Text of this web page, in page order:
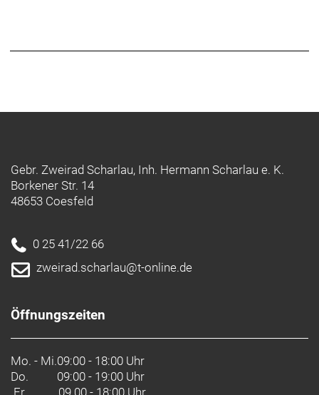
Gebr. Zweirad Scharlau, Inh. Hermann Scharlau e. K.
Borkener Str. 14
48653 Coesfeld
0 25 41/22 66
zweirad.scharlau@t-online.de
Öffnungszeiten
Mo. - Mi.09:00 - 18:00 Uhr
Do.
09:00 - 19:00 Uhr
Fr. 09.00 - 18:00 Uhr